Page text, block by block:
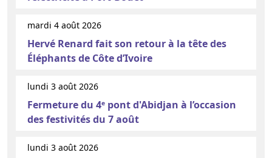
mardi 4 août 2026
Hervé Renard fait son retour à la tête des
Éléphants de Côte d’Ivoire
lundi 3 août 2026
Fermeture du 4ᵉ pont d'Abidjan à l’occasion
des festivités du 7 août
lundi 3 août 2026